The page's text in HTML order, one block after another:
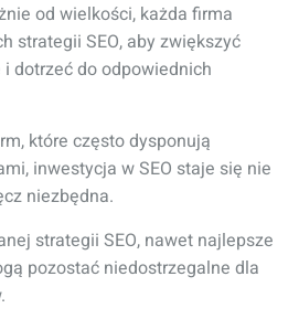
od wielkości, każda firma
strategii SEO, aby zwiększyć
dotrzeć do odpowiednich
które często dysponują
inwestycja w SEO staje się nie
niezbędna.
strategii SEO, nawet najlepsze
pozostać niedostrzegalne dla